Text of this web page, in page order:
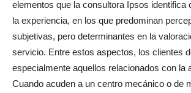
elementos que la consultora Ipsos identifica
la experiencia, en los que predominan
subjetivas, pero determinantes en la
servicio. Entre estos aspectos, los clientes
especialmente aquellos relacionados con la
Cuando acuden a un centro mecánico o de